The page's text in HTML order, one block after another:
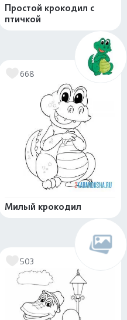
Простой крокодил с
птичкой
668
Милый крокодил
503